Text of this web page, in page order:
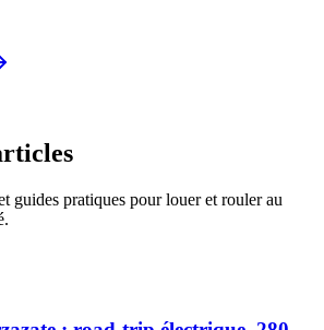
guides pratiques pour louer et rouler au